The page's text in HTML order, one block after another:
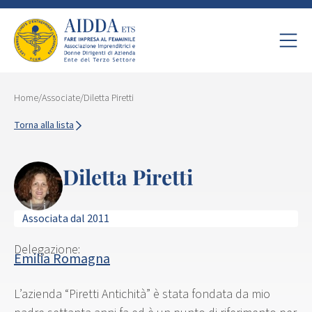
Home/Associate/Diletta Piretti
Torna alla lista
Diletta Piretti
Associata dal 2011
Delegazione:
Emilia Romagna
L’azienda “Piretti Antichità” è stata fondata da mio